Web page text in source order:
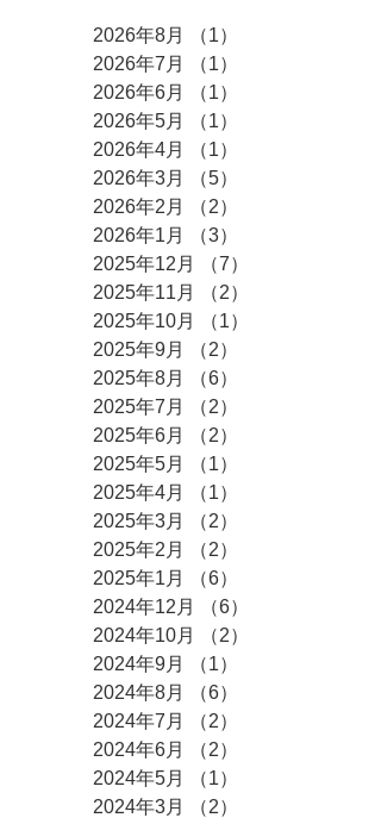
2026年8月 （1）
2026年7月
（1）
2026年6月
（1）
2026年5月
（1）
2026年4月
（1）
2026年3月
（5）
2026年2月
（2）
2026年1月
（3）
2025年12月
（7）
2025年11月
（2）
2025年10月
（1）
2025年9月
（2）
2025年8月
（6）
2025年7月
（2）
2025年6月
（2）
2025年5月
（1）
2025年4月
（1）
2025年3月
（2）
2025年2月
（2）
2025年1月
（6）
2024年12月
（6）
2024年10月
（2）
2024年9月
（1）
2024年8月
（6）
2024年7月
（2）
2024年6月
（2）
2024年5月
（1）
2024年3月
（2）